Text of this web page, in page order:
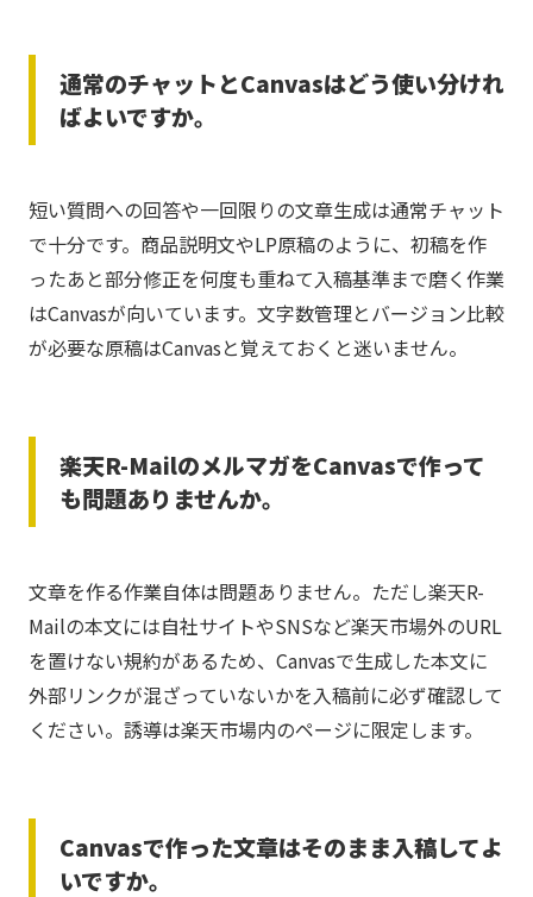
通常のチャットとCanvasはどう使い分けれ
ばよいですか。
短い質問への回答や一回限りの文章生成は通常チャット
で十分です。商品説明文やLP原稿のように、初稿を作
ったあと部分修正を何度も重ねて入稿基準まで磨く作業
はCanvasが向いています。文字数管理とバージョン比較
が必要な原稿はCanvasと覚えておくと迷いません。
楽天R-MailのメルマガをCanvasで作って
も問題ありませんか。
文章を作る作業自体は問題ありません。ただし楽天R-
Mailの本文には自社サイトやSNSなど楽天市場外のURL
を置けない規約があるため、Canvasで生成した本文に
外部リンクが混ざっていないかを入稿前に必ず確認して
ください。誘導は楽天市場内のページに限定します。
Canvasで作った文章はそのまま入稿してよ
いですか。